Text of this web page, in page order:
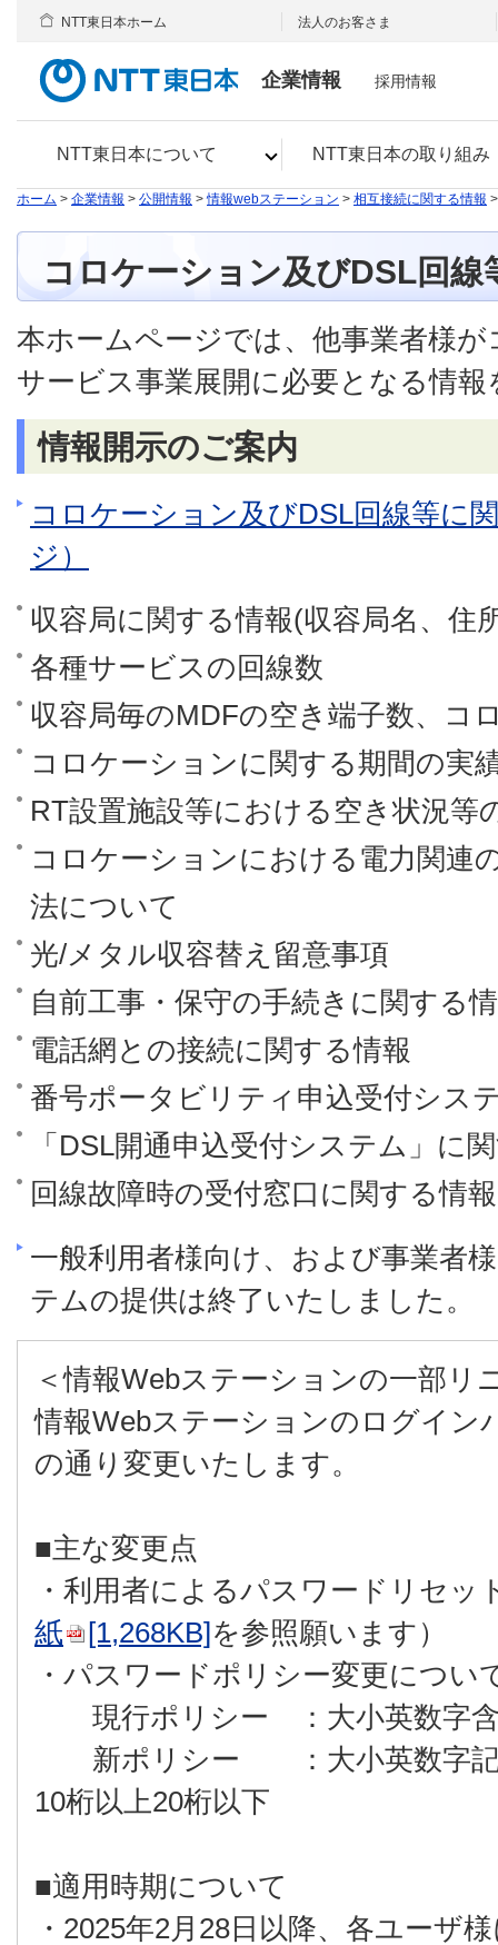
企業情報
NTT東日本について NTT東日本の取り組み
NTT東日本ホーム 法人のお客さま
採用情報
ホーム > 企業情報 > 公開情報 >情報webステーション > 相互接続に関する情報
コロケーション及びDSL回線
本ホームページでは、他事業者様
サービス事業展開に必要となる情
情報開示のご案内
コロケーション及びDSL回線等に
ジ）
収容局に関する情報(収容局名、住
各種サービスの回線数
収容局毎のMDFの空き端子数、コ
コロケーションに関する期間の実
RT設置施設等における空き状況等
コロケーションにおける電力関連
法について
光/メタル収容替え留意事項
自前工事・保守の手続きに関する
電話網との接続に関する情報
番号ポータビリティ申込受付シス
「DSL開通申込受付システム」に
回線故障時の受付窓口に関する情報
一般利用者様向け、および事業者
テムの提供は終了いたしました。
＜情報Webステーションの一部リ
情報Webステーションのログイン
の通り変更いたします。
■主な変更点
・利用者によるパスワードリセッ
紙
[1,268KB] を参照願います）
・パスワードポリシー変更につい
現行ポリシー ：大小英数字含
新ポリシー ：大小英数字記
10桁以上20桁以下
■適用時期について
・2025年2月28日以降、各ユーザ